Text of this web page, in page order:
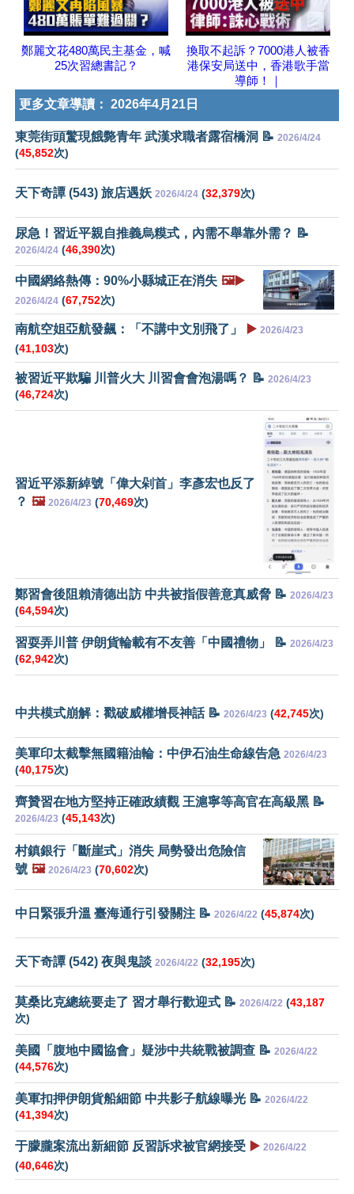
鄭麗文花480萬民主基金，喊
25次習總書記？
換取不起訴？7000港人被香
港保安局送中，香港歌手當
導師！｜
更多文章導讀： 2026年4月21日
東莞街頭驚現餓斃青年 武漢求職者露宿橋洞 📝 2026/4/24
(45,852次)
天下奇譚 (543) 旅店遇妖 2026/4/24 (32,379次)
尿急！習近平親自推義烏糢式，內需不舉靠外需？ 📝
2026/4/24 (46,390次)
中國網絡熱傳：90%小縣城正在消失 🖼️▶️
2026/4/24 (67,752次)
南航空姐亞航發飆：「不講中文別飛了」 ▶️ 2026/4/23
(41,103次)
被習近平欺騙 川普火大 川習會會泡湯嗎？ 📝 2026/4/23
(46,724次)
習近平添新綽號「偉大剁首」李彥宏也反了
？ 🖼️ 2026/4/23 (70,469次)
鄭習會後阻賴清德出訪 中共被指假善意真威脅 📝 2026/4/23
(64,594次)
習耍弄川普 伊朗貨輪載有不友善「中國禮物」 📝 2026/4/23
(62,942次)
中共模式崩解：戳破威權增長神話 📝 2026/4/23 (42,745次)
美軍印太截擊無國籍油輪：中伊石油生命線告急 2026/4/23
(40,175次)
齊贊習在地方堅持正確政績觀 王滬寧等高官在高級黑 📝
2026/4/23 (45,143次)
村鎮銀行「斷崖式」消失 局勢發出危險信
號 🖼️ 2026/4/23 (70,602次)
中日緊張升溫 臺海通行引發關注 📝 2026/4/22 (45,874次)
天下奇譚 (542) 夜與鬼談 2026/4/22 (32,195次)
莫桑比克總統要走了 習才舉行歡迎式 📝 2026/4/22 (43,187
次)
美國「腹地中國協會」疑涉中共統戰被調查 📝 2026/4/22
(44,576次)
美軍扣押伊朗貨船細節 中共影子航線曝光 📝 2026/4/22
(41,394次)
于朦朧案流出新細節 反習訴求被官網接受 ▶️ 2026/4/22
(40,646次)